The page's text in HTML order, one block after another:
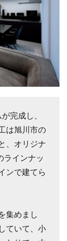
完成し、
は旭川市の
、オリジナ
ラインナッ
ンで建てら
集めまし
ていて、小